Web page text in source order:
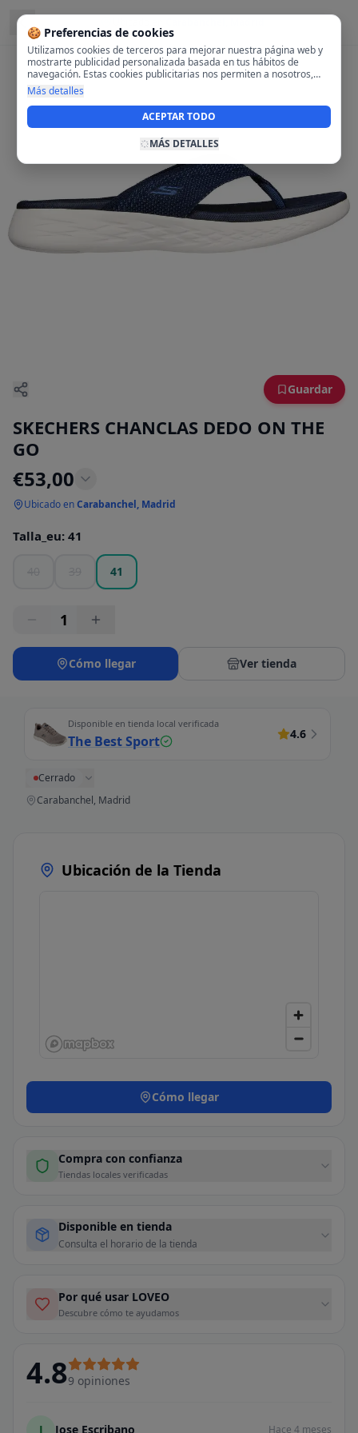
🍪 Preferencias de cookies
Utilizamos cookies de terceros para mejorar nuestra página web y
mostrarte publicidad personalizada basada en tus hábitos de
navegación. Estas cookies publicitarias nos permiten a nosotros,
analizar tu navegación en nuestra página y en internet para
mostrarte anuncios relevantes para ti. Al activarlas, aceptas el uso
de cookies para fines publicitarios y la recopilación y tratamiento de
tus datos de navegación, incluyendo la posible compartición de
Más detalles
ACEPTAR TODO
MÁS DETALLES
Guardar
SKECHERS CHANCLAS DEDO ON THE
GO
€53,00
Ubicado enCarabanchel, Madrid
Talla_eu: 41
41
1
Cómo llegar Ver tienda
Disponible en tienda local verificada
The Best Sport 4.6
Cerrado
Carabanchel, Madrid
Ubicación de la Tienda
Cómo llegar
Compra con confianza
Tiendas locales verificadas
Disponible en tienda
Consulta el horario de la tienda
Por qué usar LOVEO
Descubre cómo te ayudamos
4.89 opiniones
J Jose Escribano Hace 4 meses